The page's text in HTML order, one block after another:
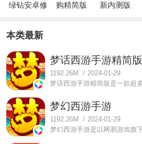
绿钻安卓修
购精简版
新内测版
本类最新
梦话西游手游精简版
1192.26M / 2024-01-29
梦幻西游手游
1192.26M / 2024-01-29